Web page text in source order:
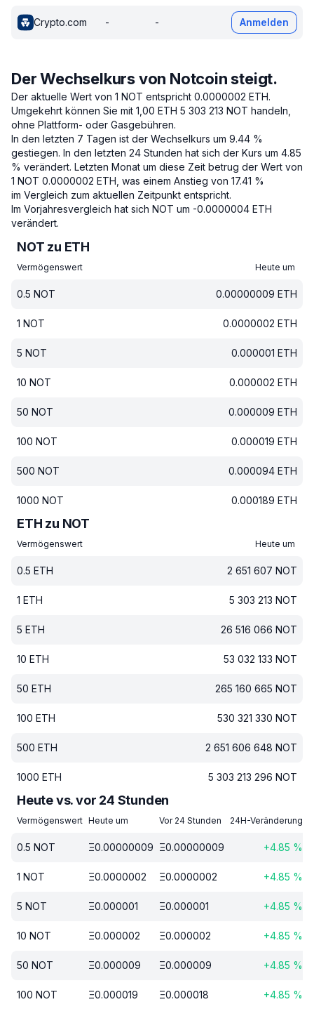
Crypto.com - - Anmelden
Der Wechselkurs von Notcoin steigt.
Der aktuelle Wert von 1 NOT entspricht 0.0000002 ETH.
Umgekehrt können Sie mit 1,00 ETH 5 303 213 NOT handeln,
ohne Plattform- oder Gasgebühren.
In den letzten 7 Tagen ist der Wechselkurs um 9.44 %
gestiegen. In den letzten 24 Stunden hat sich der Kurs um 4.85
% verändert. Letzten Monat um diese Zeit betrug der Wert von
1 NOT 0.0000002 ETH, was einem Anstieg von 17.41 %
im Vergleich zum aktuellen Zeitpunkt entspricht.
Im Vorjahresvergleich hat sich NOT um -0.0000004 ETH
verändert.
NOT zu ETH
Vermögenswert Heute um
0.5 NOT 0.00000009 ETH
1 NOT 0.0000002 ETH
5 NOT 0.000001 ETH
10 NOT 0.000002 ETH
50 NOT 0.000009 ETH
100 NOT 0.000019 ETH
500 NOT 0.000094 ETH
1000 NOT 0.000189 ETH
ETH zu NOT
Vermögenswert Heute um
0.5 ETH 2 651 607 NOT
1 ETH 5 303 213 NOT
5 ETH 26 516 066 NOT
10 ETH 53 032 133 NOT
50 ETH 265 160 665 NOT
100 ETH 530 321 330 NOT
500 ETH 2 651 606 648 NOT
1000 ETH 5 303 213 296 NOT
Heute vs. vor 24 Stunden
Vermögenswert Heute um Vor 24 Stunden 24H-Veränderung
0.5 NOT Ξ0.00000009 Ξ0.00000009 +4.85 %
1 NOT Ξ0.0000002 Ξ0.0000002 +4.85 %
5 NOT Ξ0.000001 Ξ0.000001 +4.85 %
10 NOT Ξ0.000002 Ξ0.000002 +4.85 %
50 NOT Ξ0.000009 Ξ0.000009 +4.85 %
100 NOT Ξ0.000019 Ξ0.000018 +4.85 %